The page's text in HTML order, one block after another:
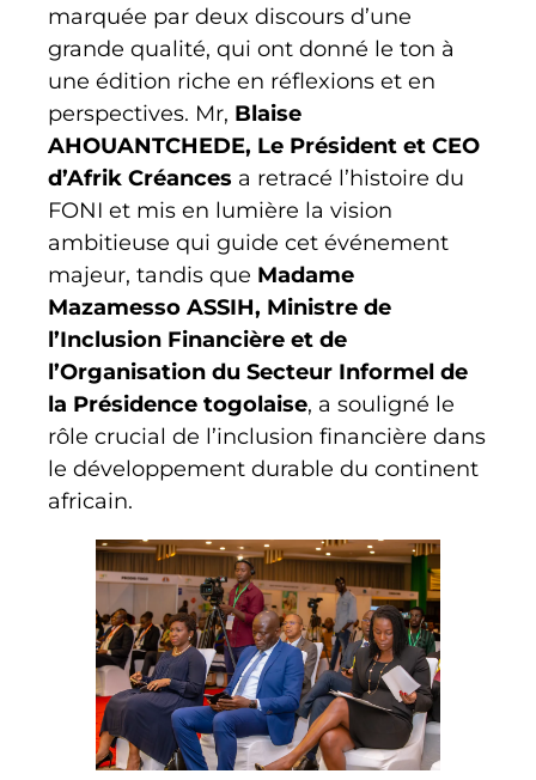
marquée par deux discours d’une
grande qualité, qui ont donné le ton à
une édition riche en réflexions et en
perspectives. Mr, Blaise
AHOUANTCHEDE, Le Président et CEO
d’Afrik Créances a retracé l’histoire du
FONI et mis en lumière la vision
ambitieuse qui guide cet événement
majeur, tandis que Madame
Mazamesso ASSIH, Ministre de
l’Inclusion Financière et de
l’Organisation du Secteur Informel de
la Présidence togolaise, a souligné le
rôle crucial de l’inclusion financière dans
le développement durable du continent
africain.